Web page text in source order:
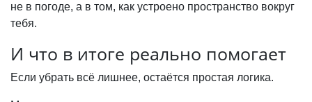
не в погоде, а в том, как устроено пространство вокруг
тебя.
И что в итоге реально помогает
Если убрать всё лишнее, остаётся простая логика.